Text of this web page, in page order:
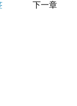
下一章